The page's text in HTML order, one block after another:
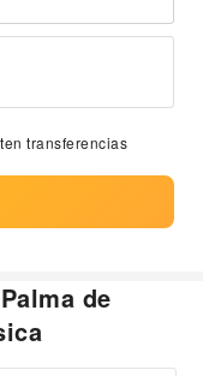
transferencias
de